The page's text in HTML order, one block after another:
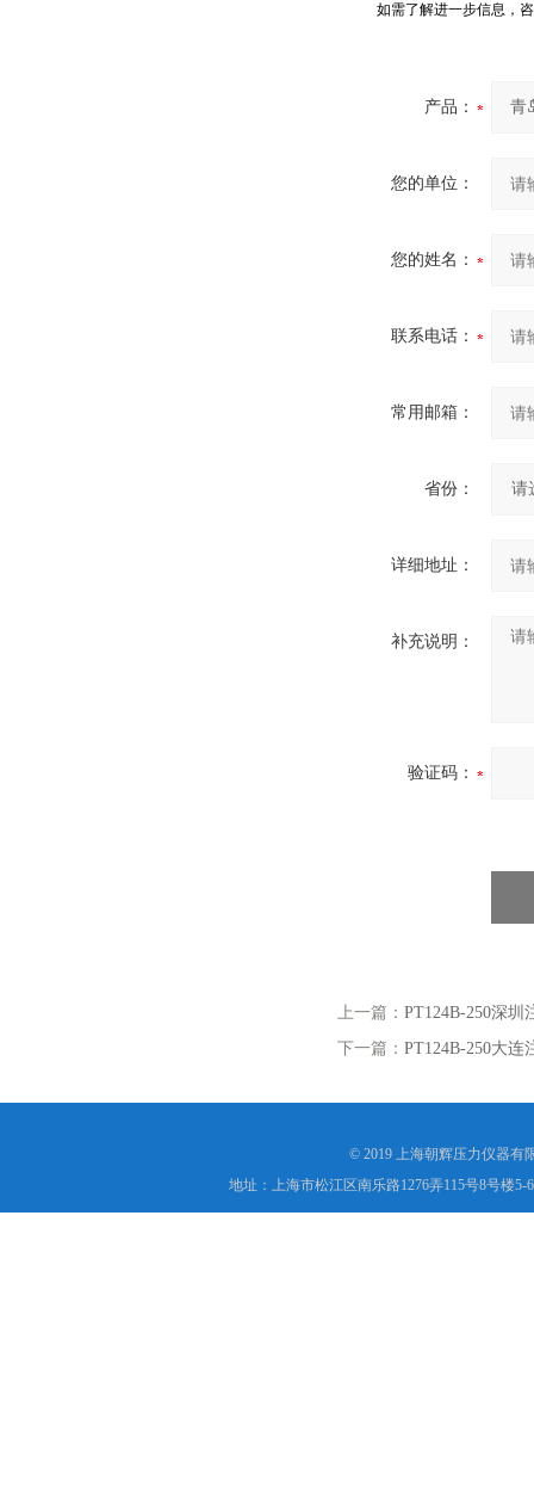
如需了解进一步信息，
产品：
您的单位：
您的姓名：
联系电话：
常用邮箱：
省份：
详细地址：
补充说明：
验证码：
上一篇： PT124B-250深圳
下一篇： PT124B-250大连
© 2019 上海朝辉压力仪器有
地址：上海市松江区南乐路1276弄115号8号楼5-